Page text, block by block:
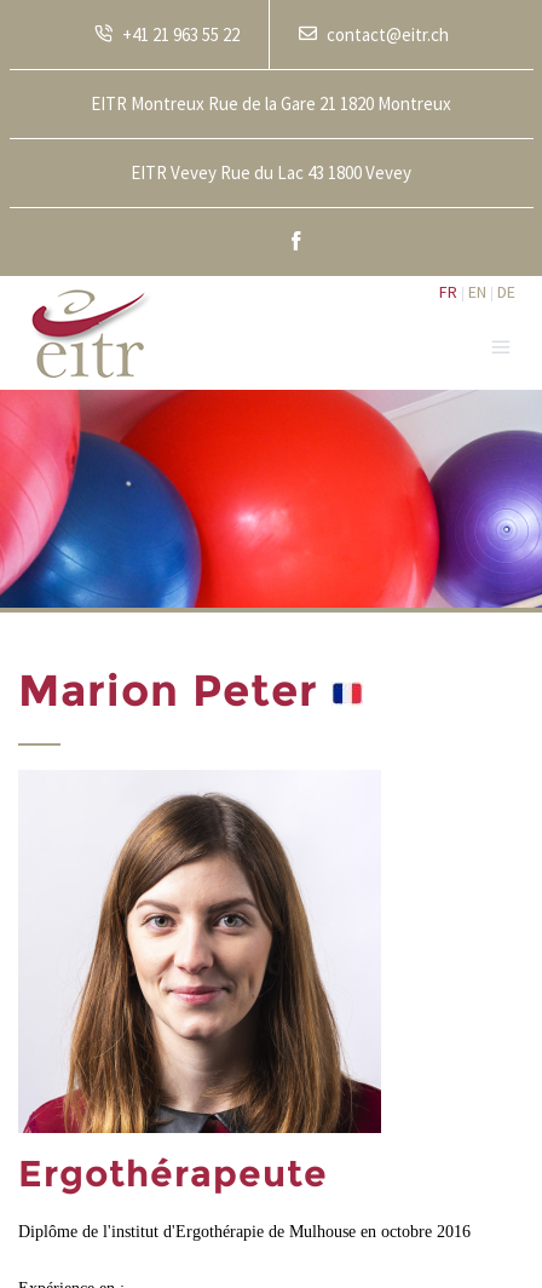
+41 21 963 55 22 contact@eitr.ch
EITR Montreux Rue de la Gare 21 1820 Montreux
EITR Vevey Rue du Lac 43 1800 Vevey
FR EN DE
Marion Peter
Ergothérapeute
Diplôme de l'institut d'Ergothérapie de Mulhouse en octobre 2016